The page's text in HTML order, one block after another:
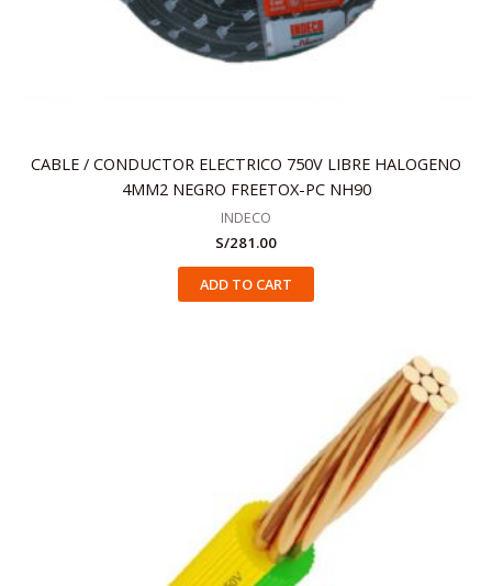
CABLE / CONDUCTOR ELECTRICO 750V LIBRE HALOGENO
4MM2 NEGRO FREETOX-PC NH90
INDECO
S/281.00
ADD TO CART